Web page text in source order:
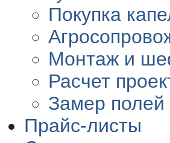
Покупка
Монтаж и
Расчет
Замер
Прайс-листы